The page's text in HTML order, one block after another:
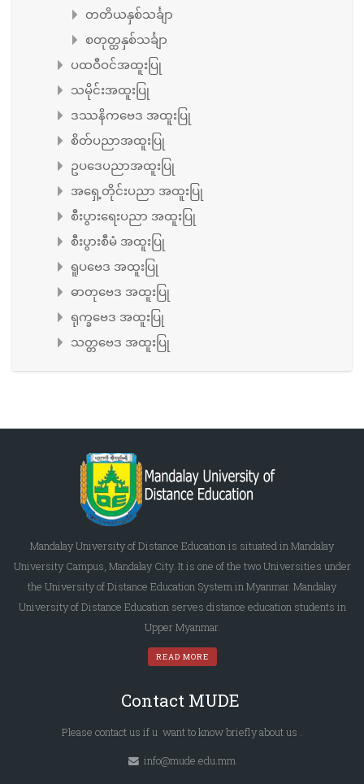
တတိယနှစ်သင်္ချာ
စတုတ္ထနှစ်သင်္ချာ
ပထဝီဝင်အထူးပြု
သမိုင်းအထူးပြု
ဒဿနိကဗေဒ အထူးပြု
စိတ်ပညာအထူးပြု
ဥပဒေပညာအထူးပြု
အရှေ့တိုင်းပညာ အထူးပြု
စီးပွားရေးပညာ အထူးပြု
စီးပွားစီမံ အထူးပြု
ရူပဗေဒ အထူးပြု
ဓာတုဗေဒ အထူးပြု
ရုက္ခဗေဒ အထူးပြု
သတ္တဗေဒ အထူးပြု
Mandalay University of Distance Education is situated in Mandalay
University Campus, Mandalay City. It is one of the two Universities under
the University of Distance Education System in Myanmar. Mandalay
University of Distance Education serves distance education students in
Upper Myanmar.
READ MORE
Contact MUDE
Please contact us if u want to know brieflyabout us
info@mude.edu.mm